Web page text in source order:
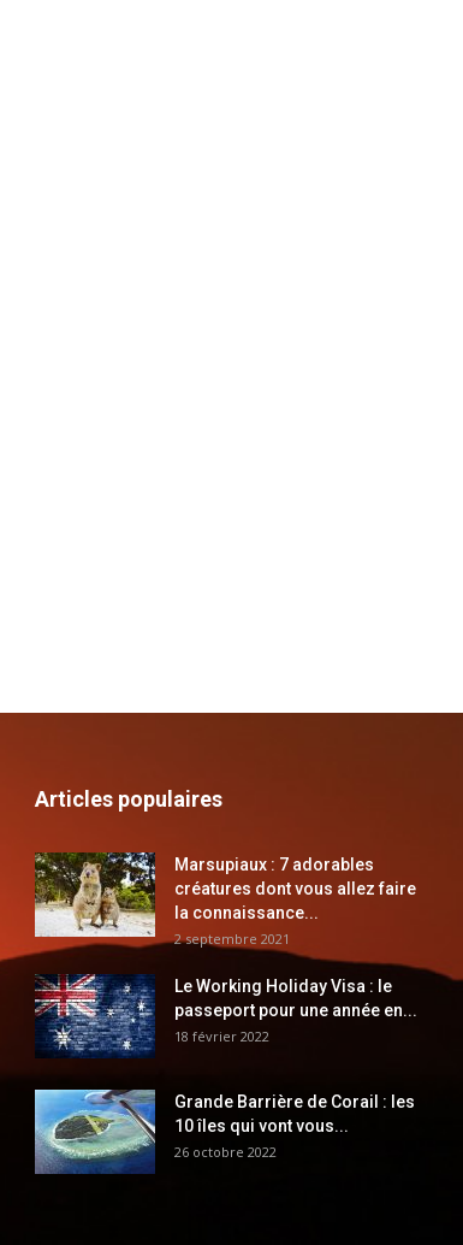
Articles populaires
Marsupiaux : 7 adorables
créatures dont vous allez faire
la connaissance...
2 septembre 2021
Le Working Holiday Visa : le
passeport pour une année en...
18 février 2022
Grande Barrière de Corail : les
10 îles qui vont vous...
26 octobre 2022